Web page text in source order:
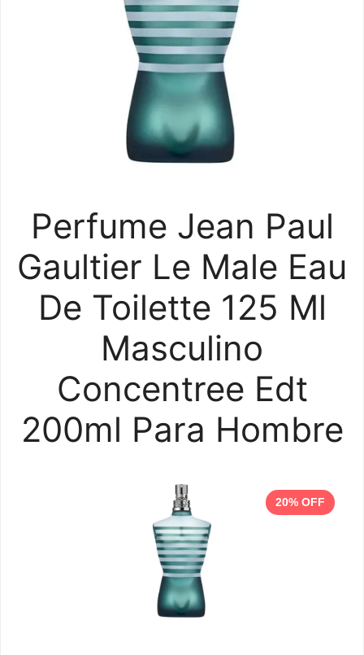
Perfume Jean Paul
Gaultier Le Male Eau
De Toilette 125 Ml
Masculino
Concentree Edt
200ml Para Hombre
20% OFF